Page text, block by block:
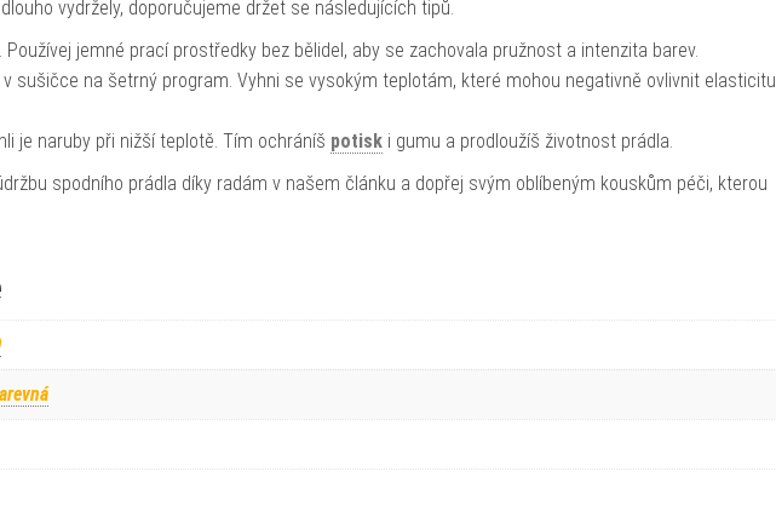
vydržely, doporučujeme držet se následujících tipů.
Používej jemné prací prostředky bez bělidel, aby se zachovala pružnost a intenzita barev.
sušičce na šetrný program. Vyhni se vysokým teplotám, které mohou negativně ovlivnit elasticitu
je naruby při nižší teplotě. Tím ochráníš potisk i gumu a prodloužíš životnost prádla.
spodního prádla díky radám v našem článku a dopřej svým oblíbeným kouskům péči, kterou